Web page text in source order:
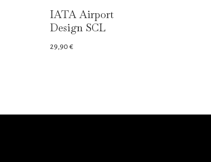
IATA Airport
Design SCL
29,90€